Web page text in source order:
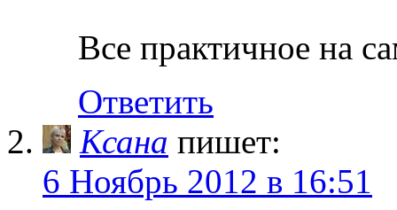
Все практичное на
Ответить
Ксана пишет:
6 Ноябрь 2012 в 16:51